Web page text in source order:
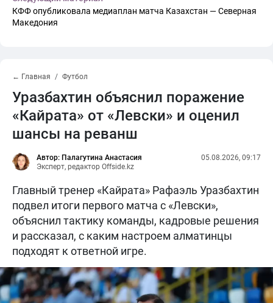
КФФ опубликовала медиаплан матча Казахстан — Северная
Македония
← Главная Футбол
Уразбахтин объяснил поражение
«Кайрата» от «Левски» и оценил
шансы на реванш
Автор: Палагутина Анастасия
Эксперт, редактор Offside.kz
05.08.2026, 09:17
Главный тренер «Кайрата» Рафаэль Уразбахтин
подвел итоги первого матча с «Левски»,
объяснил тактику команды, кадровые решения
и рассказал, с каким настроем алматинцы
подходят к ответной игре.